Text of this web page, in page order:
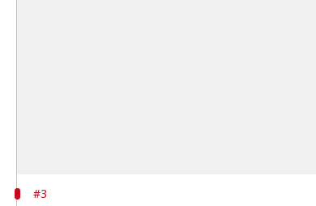
#3